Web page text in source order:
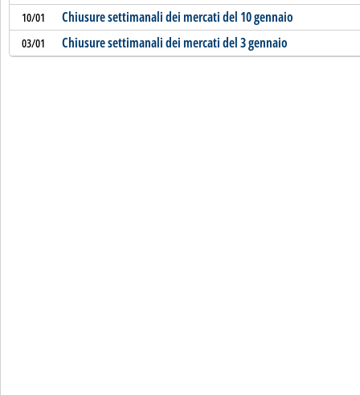
10/01 Chiusure settimanali dei mercati del 10 gennaio
03/01 Chiusure settimanali dei mercati del 3 gennaio